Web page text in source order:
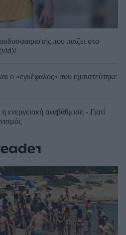
που παίζει στο
ο «εγκέφαλος» που εμπιστεύτηκε
αναβάθμιση - Γιατί